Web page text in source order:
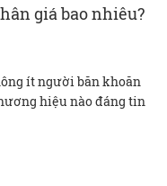
giá bao nhiêu?
ít người băn khoăn
hiệu nào đáng tin